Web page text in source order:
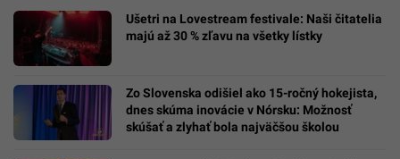
Ušetri na Lovestream festivale: Naši čitatelia
majú až 30 % zľavu na všetky lístky
Zo Slovenska odišiel ako 15-ročný hokejista,
dnes skúma inovácie v Nórsku: Možnosť
skúšať a zlyhať bola najväčšou školou